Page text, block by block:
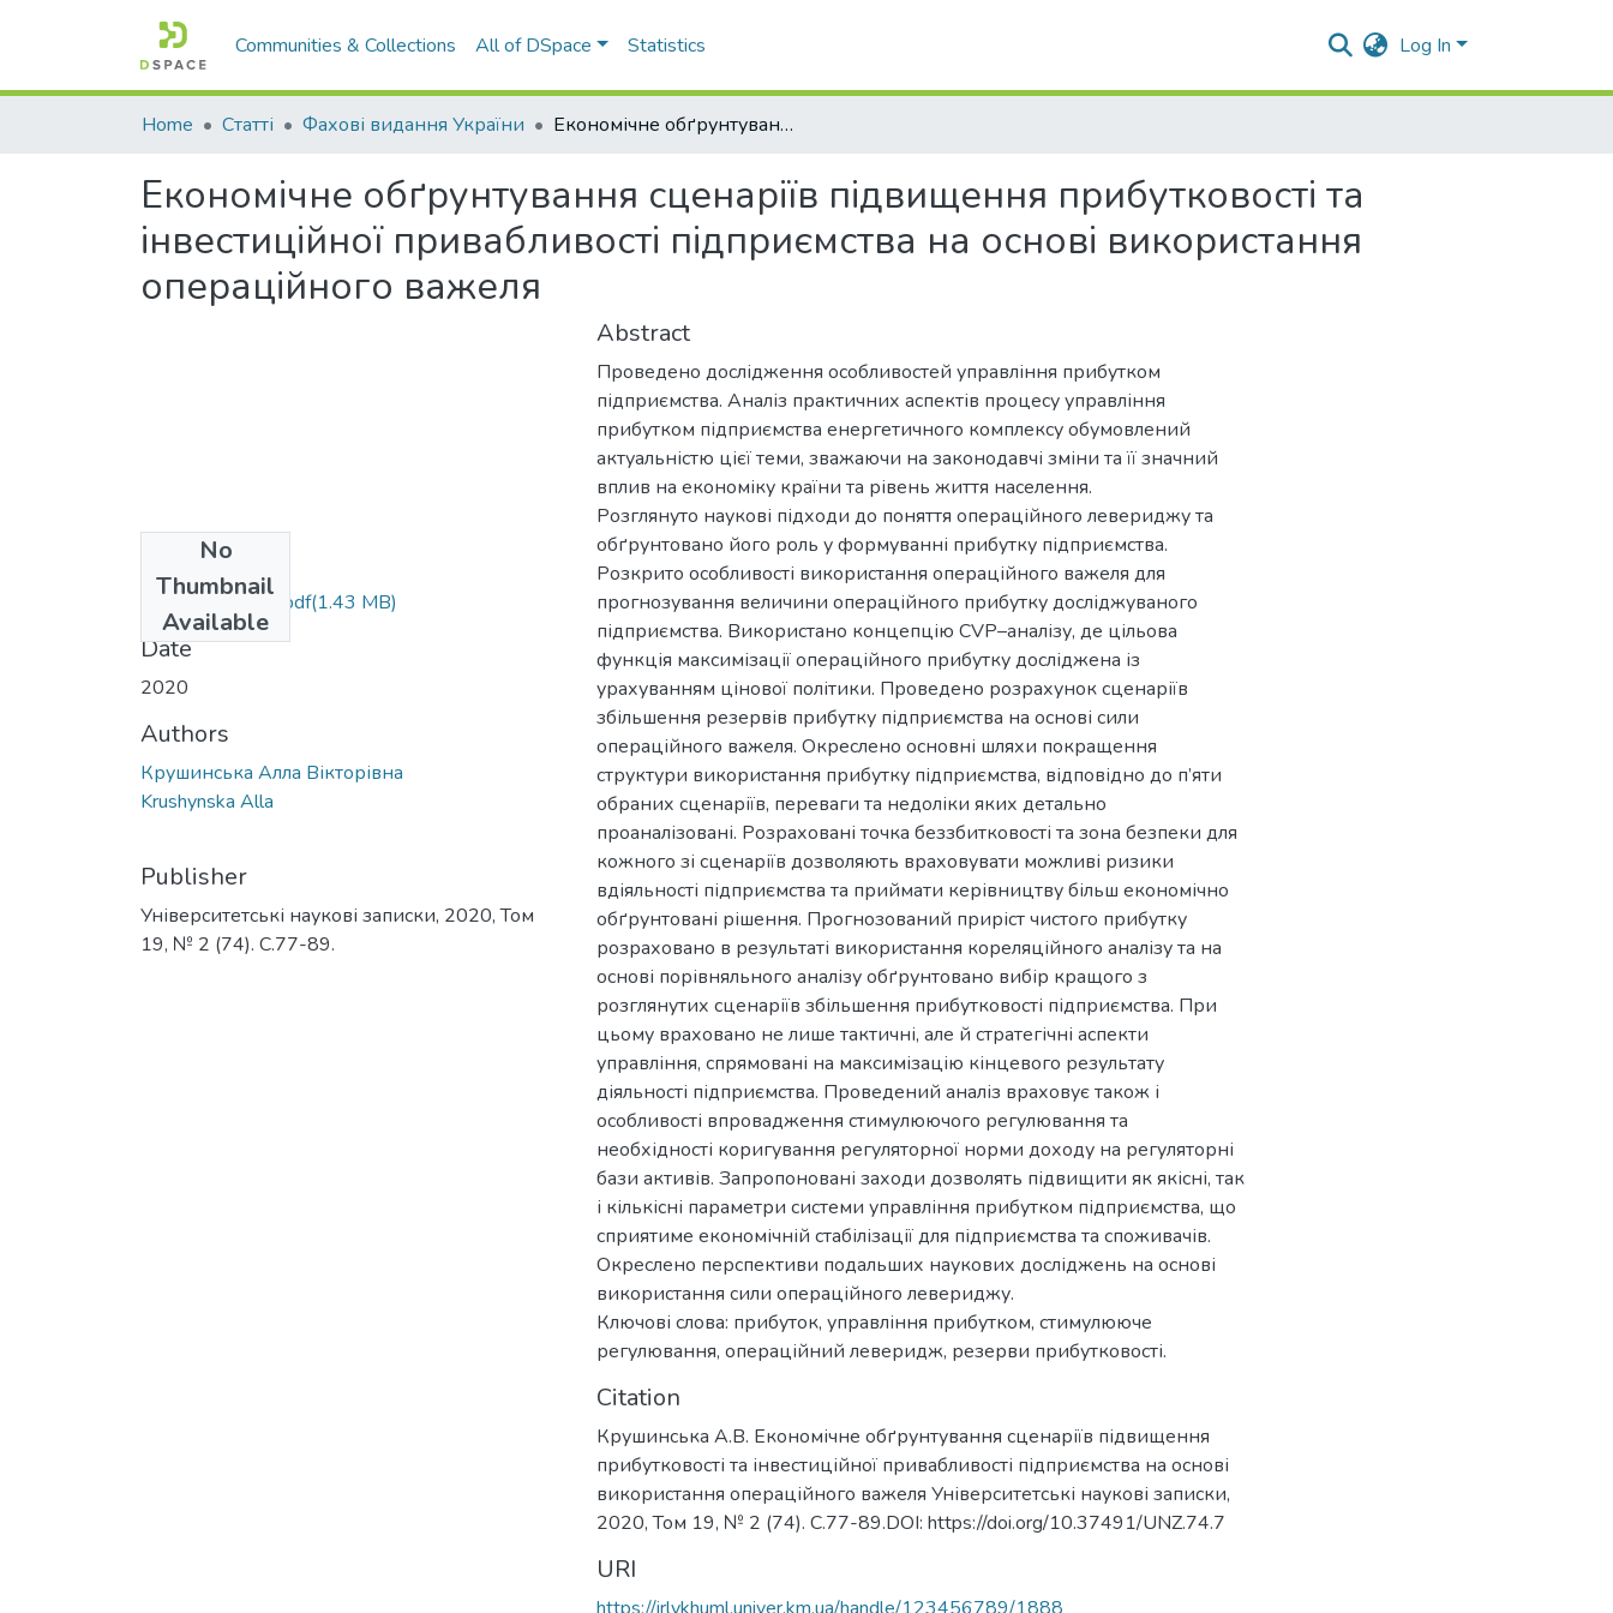
Communities & Collections All of DSpace Statistics Log In
Home Статті Фахові видання України Економічне обґрунтування сценаріїв підвищення прибутковості та інвестиційної привабливості підприємства на основі використання операційного важеля
Економічне обґрунтування сценаріїв підвищення прибутковості та
інвестиційної привабливості підприємства на основі використання
операційного важеля
No
Thumbnail
Available
крушинська 74.pdf(1.43 MB)
Date
2020
Authors
Крушинська Алла Вікторівна
Krushynska Alla
Publisher
Університетські наукові записки, 2020, Том
19, № 2 (74). С.77-89.
Abstract
Проведено дослідження особливостей управління прибутком
підприємства. Аналіз практичних аспектів процесу управління
прибутком підприємства енергетичного комплексу обумовлений
актуальністю цієї теми, зважаючи на законодавчі зміни та її значний
вплив на економіку країни та рівень життя населення.
Розглянуто наукові підходи до поняття операційного левериджу та
обґрунтовано його роль у формуванні прибутку підприємства.
Розкрито особливості використання операційного важеля для
прогнозування величини операційного прибутку досліджуваного
підприємства. Використано концепцію СVР–аналізу, де цільова
функція максимізації операційного прибутку досліджена із
урахуванням цінової політики. Проведено розрахунок сценаріїв
збільшення резервів прибутку підприємства на основі сили
операційного важеля. Окреслено основні шляхи покращення
структури використання прибутку підприємства, відповідно до п’яти
обраних сценаріїв, переваги та недоліки яких детально
проаналізовані. Розраховані точка беззбитковості та зона безпеки для
кожного зі сценаріїв дозволяють враховувати можливі ризики
вдіяльності підприємства та приймати керівництву більш економічно
обґрунтовані рішення. Прогнозований приріст чистого прибутку
розраховано в результаті використання кореляційного аналізу та на
основі порівняльного аналізу обґрунтовано вибір кращого з
розглянутих сценаріїв збільшення прибутковості підприємства. При
цьому враховано не лише тактичні, але й стратегічні аспекти
управління, спрямовані на максимізацію кінцевого результату
діяльності підприємства. Проведений аналіз враховує також і
особливості впровадження стимулюючого регулювання та
необхідності коригування регуляторної норми доходу на регуляторні
бази активів. Запропоновані заходи дозволять підвищити як якісні, так
і кількісні параметри системи управління прибутком підприємства, що
сприятиме економічній стабілізації для підприємства та споживачів.
Окреслено перспективи подальших наукових досліджень на основі
використання сили операційного левериджу.
Ключові слова: прибуток, управління прибутком, стимулююче
регулювання, операційний леверидж, резерви прибутковості.
Citation
Крушинська А.В. Економічне обґрунтування сценаріїв підвищення
прибутковості та інвестиційної привабливості підприємства на основі
використання операційного важеля Університетські наукові записки,
2020, Том 19, № 2 (74). С.77-89.DOI: https://doi.org/10.37491/UNZ.74.7
URI